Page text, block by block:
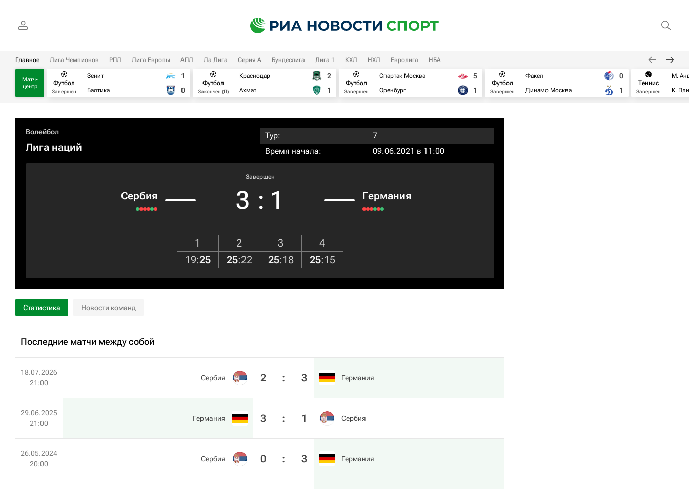
Главное Лига Чемпионов РПЛ Лига Европы АПЛ Ла Лига Серия А Бундеслига Лига 1 КХЛ НХЛ Евролига НБА
Матч-
центр
Футбол
Завершен
Зенит
Балтика
1
0
Футбол
Закончен (П)
Краснодар
Ахмат
2
1
Футбол
Завершен
Спартак Москва
Оренбург
5
1
Футбол
Завершен
Факел
Динамо Москва
0
1
Теннис
Завершен
М.
К.
Волейбол
Лига наций
Тур:
7
Время начала:
09.06.2021 в 11:00
Сербия
Завершен
3 : 1 Германия
1 2 3
4
19:25 25:22 25:18 25:15
Статистика Новости команд
Последние матчи между собой
18.07.2026
21:00
Сербия 2 : 3 Германия
29.06.2025
21:00
Германия 3 : 1 Сербия
26.05.2024
20:00
Сербия 0 : 3 Германия